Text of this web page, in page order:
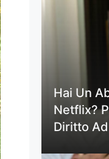
Hai Un
Netflix?
Diritto